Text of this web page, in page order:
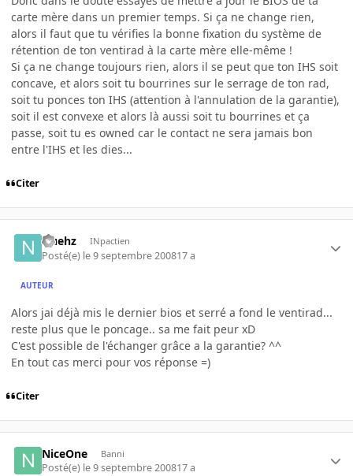
carte mère dans un premier temps. Si ça ne change rien,
alors il faut que tu vérifies la bonne fixation du système de
rétention de ton ventirad à la carte mère elle-même !
Si ça ne change toujours rien, alors il se peut que ton IHS soit
concave, et alors soit tu bourrines sur le serrage de ton rad,
soit tu ponces ton IHS (attention à l'annulation de la garantie),
soit il est convexe et alors là aussi soit tu bourrines et ça
passe, soit tu es owned car le contact ne sera jamais bon
entre l'IHS et les dies...
Citer
Nuehz INpactien
Posté(e) le 9 septembre 200817 a
AUTEUR
Alors jai déjà mis le dernier bios et serré a fond le ventirad...
reste plus que le poncage.. sa me fait peur xD
C'est possible de l'échanger grâce a la garantie? ^^
En tout cas merci pour vos réponse =)
Citer
NiceOne Banni
Posté(e) le 9 septembre 200817 a